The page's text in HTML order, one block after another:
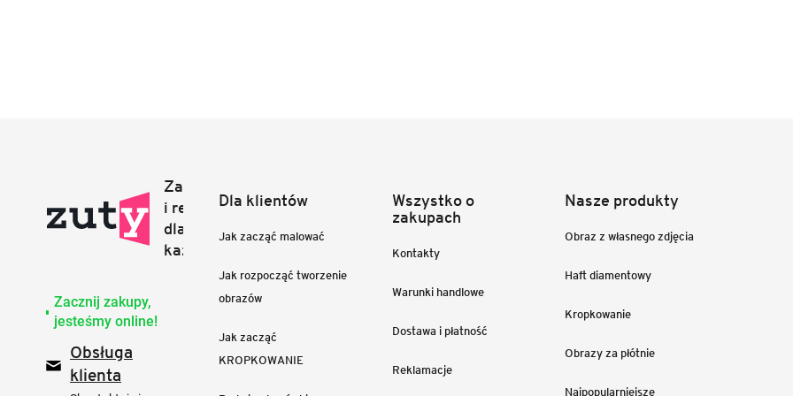
Zacznij zakupy,
jesteśmy online!
Obsługa
klienta
Dla klientów
Jak zacząć malować
Jak rozpocząć tworzenie
obrazów
Jak zacząć
KROPKOWANIE
Wszystko o
zakupach
Kontakty
Warunki handlowe
Dostawa i płatność
Reklamacje
Nasze produkty
Obraz z własnego zdjęcia
Haft diamentowy
Kropkowanie
Obrazy za płótnie
Najpopularniejsze